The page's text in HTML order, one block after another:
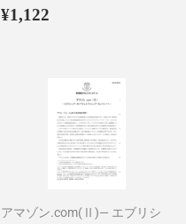
通
¥1,122
アマゾン.com(Ⅱ)― エブリシ